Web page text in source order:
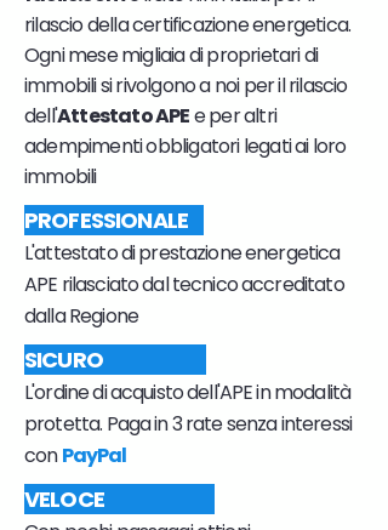
rilascio della certificazione energetica.
Ogni mese migliaia di proprietari di
immobili si rivolgono a noi per il rilascio
dell'Attestato APEe per altri
adempimenti obbligatori legati ai loro
immobili
PROFESSIONALE
L'attestato di prestazione energetica
APE rilasciato dal tecnico accreditato
dalla Regione
SICURO
L'ordine di acquisto dell'APE in modalità
protetta. Paga in 3 rate senza interessi
conPayPal
VELOCE